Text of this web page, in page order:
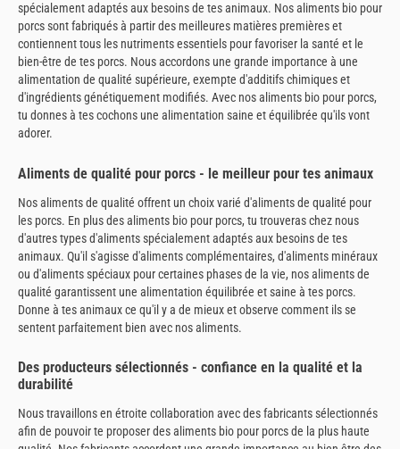
spécialement adaptés aux besoins de tes animaux. Nos aliments bio pour
porcs sont fabriqués à partir des meilleures matières premières et
contiennent tous les nutriments essentiels pour favoriser la santé et le
bien-être de tes porcs. Nous accordons une grande importance à une
alimentation de qualité supérieure, exempte d'additifs chimiques et
d'ingrédients génétiquement modifiés. Avec nos aliments bio pour porcs,
tu donnes à tes cochons une alimentation saine et équilibrée qu'ils vont
adorer.
Aliments de qualité pour porcs - le meilleur pour tes animaux
Nos aliments de qualité offrent un choix varié d'aliments de qualité pour
les porcs. En plus des aliments bio pour porcs, tu trouveras chez nous
d'autres types d'aliments spécialement adaptés aux besoins de tes
animaux. Qu'il s'agisse d'aliments complémentaires, d'aliments minéraux
ou d'aliments spéciaux pour certaines phases de la vie, nos aliments de
qualité garantissent une alimentation équilibrée et saine à tes porcs.
Donne à tes animaux ce qu'il y a de mieux et observe comment ils se
sentent parfaitement bien avec nos aliments.
Des producteurs sélectionnés - confiance en la qualité et la
durabilité
Nous travaillons en étroite collaboration avec des fabricants sélectionnés
afin de pouvoir te proposer des aliments bio pour porcs de la plus haute